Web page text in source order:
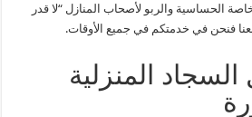
الحساسية والربو لأصحاب المنازل “لا قدر
فنحن في خدمتكم في جميع الأوقات.
المنزلية